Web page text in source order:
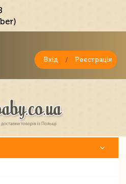
Вхід / Реєстрація